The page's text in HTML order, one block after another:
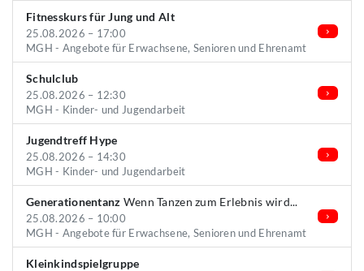
Fitnesskurs für Jung und Alt
25.08.2026 – 17:00
MGH - Angebote für Erwachsene, Senioren und Ehrenamt
Schulclub
25.08.2026 – 12:30
MGH - Kinder- und Jugendarbeit
Jugendtreff Hype
25.08.2026 – 14:30
MGH - Kinder- und Jugendarbeit
Generationentanz Wenn Tanzen zum Erlebnis wird...
25.08.2026 – 10:00
MGH - Angebote für Erwachsene, Senioren und Ehrenamt
Kleinkindspielgruppe